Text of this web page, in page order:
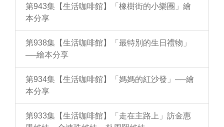
第943集【生活咖啡館】「橡樹街的小樂團」繪
本分享
第938集【生活咖啡館】「最特別的生日禮物」
──繪本分享
第934集【生活咖啡館】「媽媽的紅沙發」──繪
本分享
第933集【生活咖啡館】「走在主路上」訪金惠